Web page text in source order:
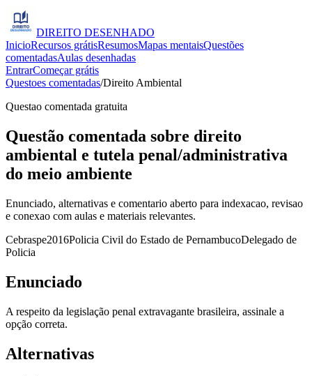
DIREITO DESENHADO
InicioRecursos grátisResumosMapas mentaisQuestões
comentadasAulas desenhadas
EntrarComeçar grátis
Questoes comentadas/Direito Ambiental
Questao comentada gratuita
Questão comentada sobre direito
ambiental e tutela penal/administrativa
do meio ambiente
Enunciado, alternativas e comentario aberto para indexacao, revisao
e conexao com aulas e materiais relevantes.
Cebraspe2016Policia Civil do Estado de PernambucoDelegado de
Policia
Enunciado
A respeito da legislação penal extravagante brasileira, assinale a
opção correta.
Alternativas